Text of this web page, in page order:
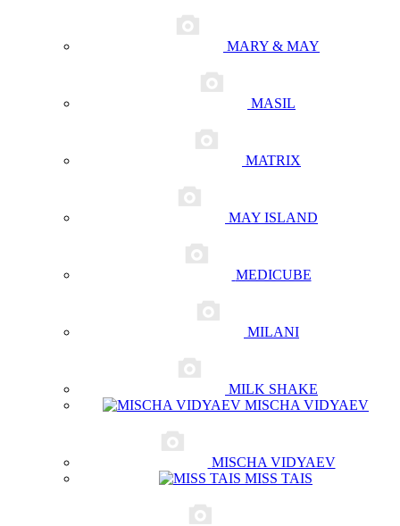
MARY & MAY
MASIL
MATRIX
MAY ISLAND
MEDICUBE
MILANI
MILK SHAKE
MISCHA VIDYAEV
MISCHA VIDYAEV
MISS TAIS